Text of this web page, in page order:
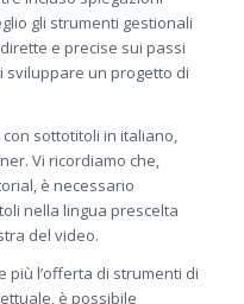
gli strumenti gestionali
e precise sui passi
un progetto di
sottotitoli in italiano,
Vi ricordiamo che,
è necessario
nella lingua prescelta
del video.
più l’offerta di strumenti di
è possibile